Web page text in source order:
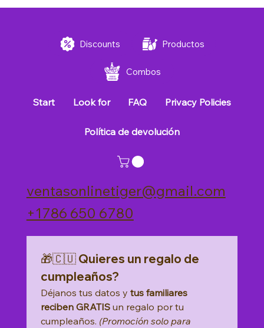
Discounts Productos
Combos
Start Look for FAQ Privacy Policies
Política de devolución
ventasonlinetiger@gmail.com
+1786 650 6780
🎁🇨🇺 Quieres un regalo de
cumpleaños?
Déjanos tus datos y tus familiares
reciben GRATIS un regalo por tu
cumpleaños. (Promoción solo para